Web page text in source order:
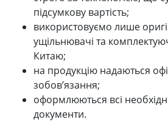
підсумкову вартість;
використовуємо лише
ущільнювачі та
Китаю;
на продукцію надаються
зобов’язання;
оформлюються всі
документи.